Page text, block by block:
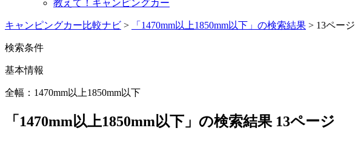
教えて！キャンピングカー
キャンピングカー比較ナビ > 「1470mm以上1850mm以下」の検索結果 > 13ページ
検索条件
基本情報
全幅：1470mm以上1850mm以下
「1470mm以上1850mm以下」の検索結果 13ページ